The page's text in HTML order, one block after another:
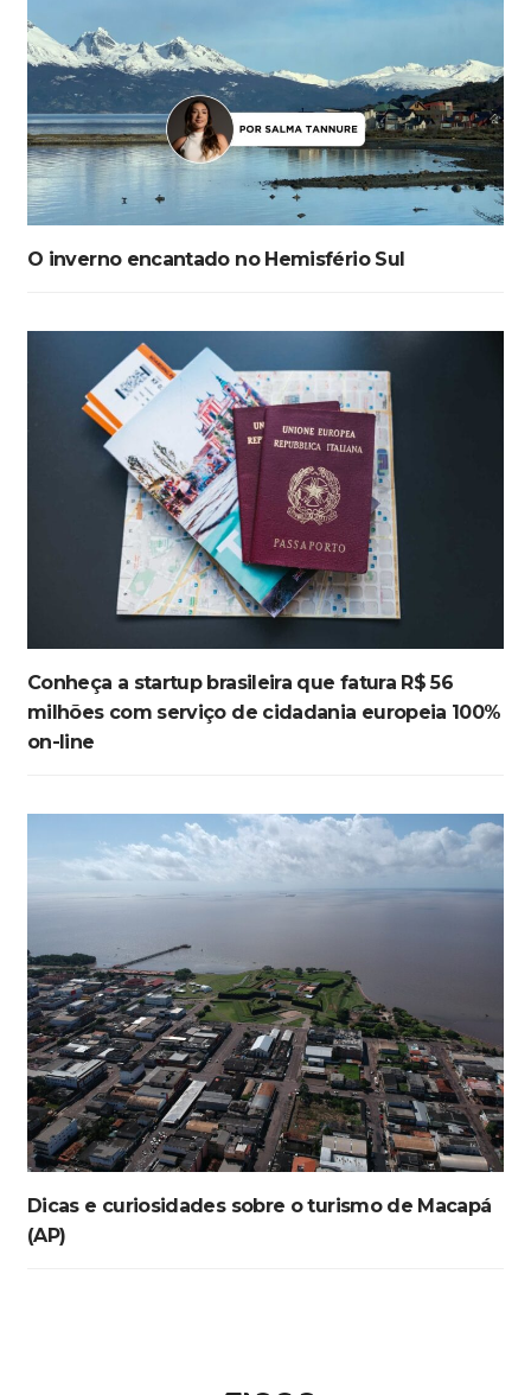
O inverno encantado no Hemisfério Sul
Conheça a startup brasileira que fatura R$ 56
milhões com serviço de cidadania europeia 100%
on-line
Dicas e curiosidades sobre o turismo de Macapá
(AP)